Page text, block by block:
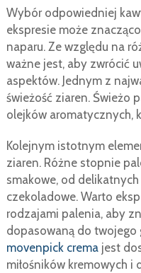
Wybór odpowiedniej
ekspresie może
naparu. Ze względu na
ważne jest, aby zwrócić
aspektów. Jednym z
świeżość ziaren. Świeżo
olejków aromatycznych,
Kolejnym istotnym
ziaren. Różne stopnie
smakowe, od
czekoladowe. Warto
rodzajami palenia, aby
dopasowaną do twojego
movenpick cremajest
miłośników kremowych i